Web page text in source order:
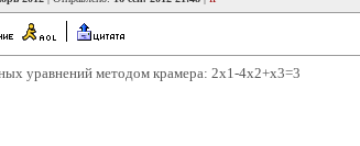
уравнений методом крамера: 2х1-4х2+х3=3